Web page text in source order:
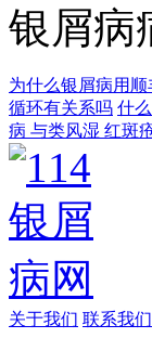
银屑病
为什么银屑病用
循环有关系吗 什
病 与类风湿 红斑
关于我们 联系我们